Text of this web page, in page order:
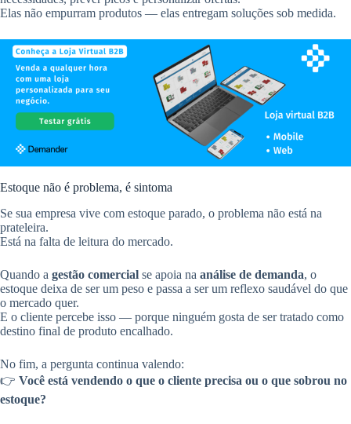
Elas não empurram produtos — elas entregam soluções sob medida.
Estoque não é problema, é sintoma
Se sua empresa vive com estoque parado, o problema não está na
prateleira.
Está na falta de leitura do mercado.
Quando a gestão comercial se apoia na análise de demanda, o
estoque deixa de ser um peso e passa a ser um reflexo saudável do que
o mercado quer.
E o cliente percebe isso — porque ninguém gosta de ser tratado como
destino final de produto encalhado.
No fim, a pergunta continua valendo:
👉 Você está vendendo o que o cliente precisa ou o que sobrou no
estoque?